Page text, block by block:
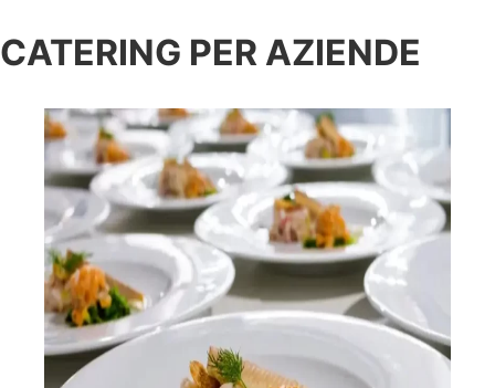
CATERING PER AZIENDE